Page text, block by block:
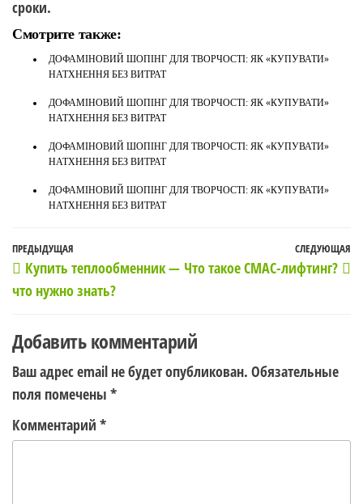
сроки.
Смотрите также:
ДОФАМІНОВИЙ ШОПІНГ ДЛЯ ТВОРЧОСТІ: ЯК «КУПУВАТИ»
НАТХНЕННЯ БЕЗ ВИТРАТ
ДОФАМІНОВИЙ ШОПІНГ ДЛЯ ТВОРЧОСТІ: ЯК «КУПУВАТИ»
НАТХНЕННЯ БЕЗ ВИТРАТ
ДОФАМІНОВИЙ ШОПІНГ ДЛЯ ТВОРЧОСТІ: ЯК «КУПУВАТИ»
НАТХНЕННЯ БЕЗ ВИТРАТ
ДОФАМІНОВИЙ ШОПІНГ ДЛЯ ТВОРЧОСТІ: ЯК «КУПУВАТИ»
НАТХНЕННЯ БЕЗ ВИТРАТ
Навигация
по
записям
Предыдущая
запись
ПРЕДЫДУЩАЯ
Купить теплообменник —
что нужно знать?
СЛЕДУЮЩАЯ
Что такое СМАС-лифтинг?
Добавить комментарий
Ваш адрес email не будет опубликован. Обязательные
поля помечены *
Комментарий *